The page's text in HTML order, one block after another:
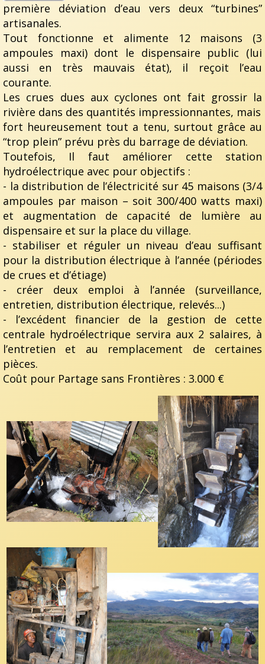
première déviation d’eau vers deux “turbines”
artisanales.
Tout fonctionne et alimente 12 maisons (3
ampoules maxi) dont le dispensaire public (lui
aussi en très mauvais état), il reçoit l’eau
courante.
Les crues dues aux cyclones ont fait grossir la
rivière dans des quantités impressionnantes, mais
fort heureusement tout a tenu, surtout grâce au
“trop plein” prévu près du barrage de déviation.
Toutefois, Il faut améliorer cette station
hydroélectrique avec pour objectifs :
- la distribution de l’électricité sur 45 maisons (3/4
ampoules par maison – soit 300/400 watts maxi)
et augmentation de capacité de lumière au
dispensaire et sur la place du village.
- stabiliser et réguler un niveau d’eau suffisant
pour la distribution électrique à l’année (périodes
de crues et d’étiage)
- créer deux emploi à l’année (surveillance,
entretien, distribution électrique, relevés...)
- l’excédent financier de la gestion de cette
centrale hydroélectrique servira aux 2 salaires, à
l’entretien et au remplacement de certaines
pièces.
Coût pour Partage sans Frontières : 3.000 €